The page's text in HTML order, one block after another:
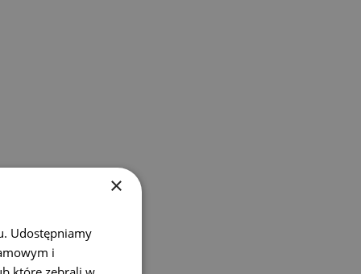
- definicja,
objawy, dlaczego
je usunąć?
×
Udostępniamy
i